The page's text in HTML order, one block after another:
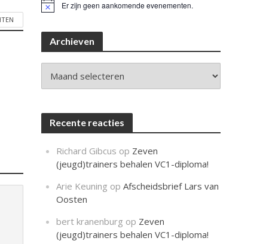
B
t
Er zijn geen aankomende evenementen.
Archieven
Recente reacties
Richard Gibcus op Zeven
(jeugd)trainers behalen VC1-diploma!
Arie Keuning opAfscheidsbrief Lars van
Oosten
bert kranenburg op Zeven
(jeugd)trainers behalen VC1-diploma!